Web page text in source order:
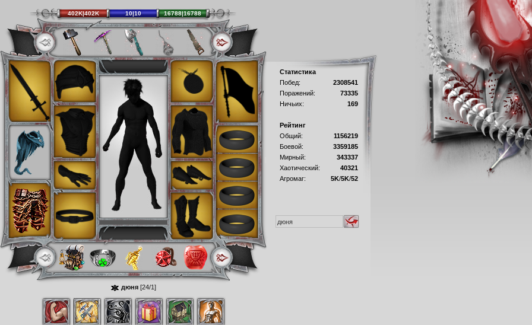
Статистика
Побед:
2308541
Поражений:
73335
Ничьих:
169
Рейтинг
Общий:
1156219
Боевой:
3359185
Мирный:
343337
Хаотический:
40321
Агромаг:
5K/5K/52
402K|402K 10|10 16788|16788
дюня [24/1]